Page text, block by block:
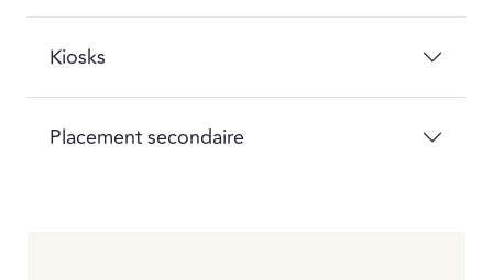
Kiosks
Placement secondaire